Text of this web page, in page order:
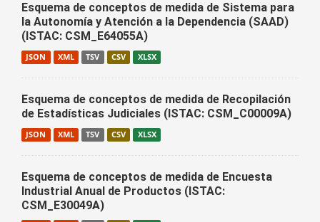
Esquema de conceptos de medida de Sistema para
la Autonomía y Atención a la Dependencia (SAAD)
(ISTAC: CSM_E64055A)
JSON XML TSV CSV XLSX
Esquema de conceptos de medida de Recopilación
de Estadísticas Judiciales (ISTAC: CSM_C00009A)
JSON XML TSV CSV XLSX
Esquema de conceptos de medida de Encuesta
Industrial Anual de Productos (ISTAC:
CSM_E30049A)